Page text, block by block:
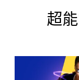
超